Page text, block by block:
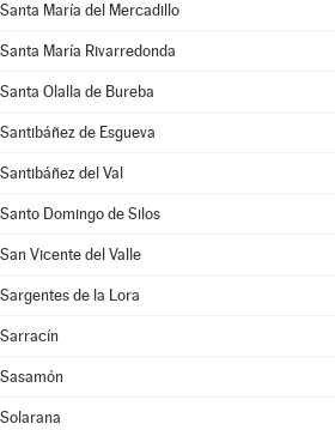
Santa María del Mercadillo
Santa María Rivarredonda
Santa Olalla de Bureba
Santibáñez de Esgueva
Santibáñez del Val
Santo Domingo de Silos
San Vicente del Valle
Sargentes de la Lora
Sarracín
Sasamón
Solarana